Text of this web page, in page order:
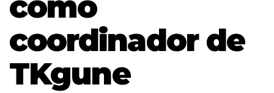
coordinador de
TKgune